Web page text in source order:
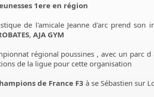
1ere en région
de l'amicale Jeanne d'arc prend son
, AJA GYM
régional poussines , avec un parc
de la ligue pour cette organisation
de France F3 à se Sébastien sur